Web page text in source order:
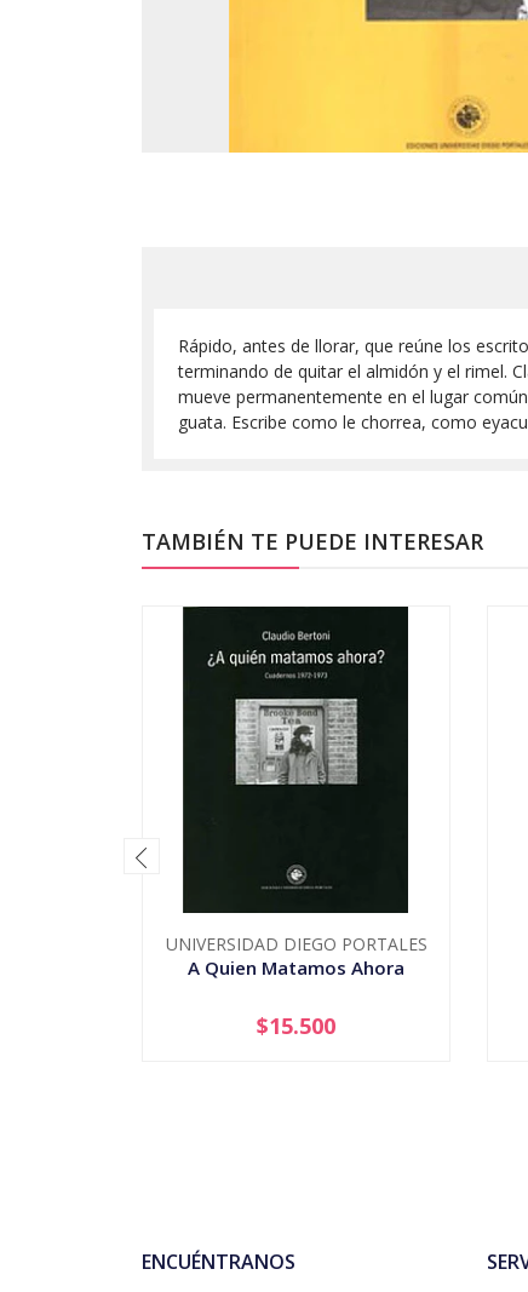
Rápido, antes de llorar, que reúne los
terminando de quitar el almidón y el rimel.
mueve permanentemente en el lugar
guata. Escribe como le chorrea, como
TAMBIÉN TE PUEDE INTERESAR
UNIVERSIDAD DIEGO PORTALES
A Quien Matamos Ahora
+
$15.500
ENCUÉNTRANOS